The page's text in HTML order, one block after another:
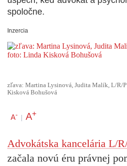
spoločne.
Inzercia
zľava: Martina Lysinová, Judita Malík, L/R/
Kisková Bohušová
A- | A+
Advokátska kancelária L/
začala novú éru právnej